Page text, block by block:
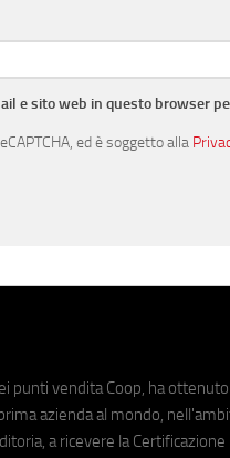
e sito web in questo browser
ed è soggetto alla
punti vendita Coop, ha
azienda al mondo,
a ricevere la Certificazione